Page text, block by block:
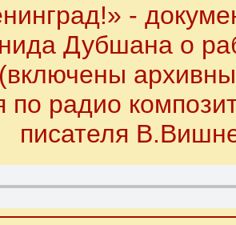
-
Дубшана о
по радио
писателя